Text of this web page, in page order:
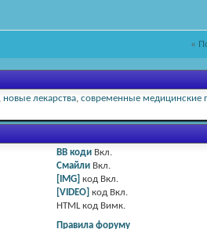
«
, новые лекарства, современные медицинские
BB коди Вкл.
Смайли Вкл.
[IMG] код Вкл.
[VIDEO] код Вкл.
HTML код Вимк.
Правила форуму